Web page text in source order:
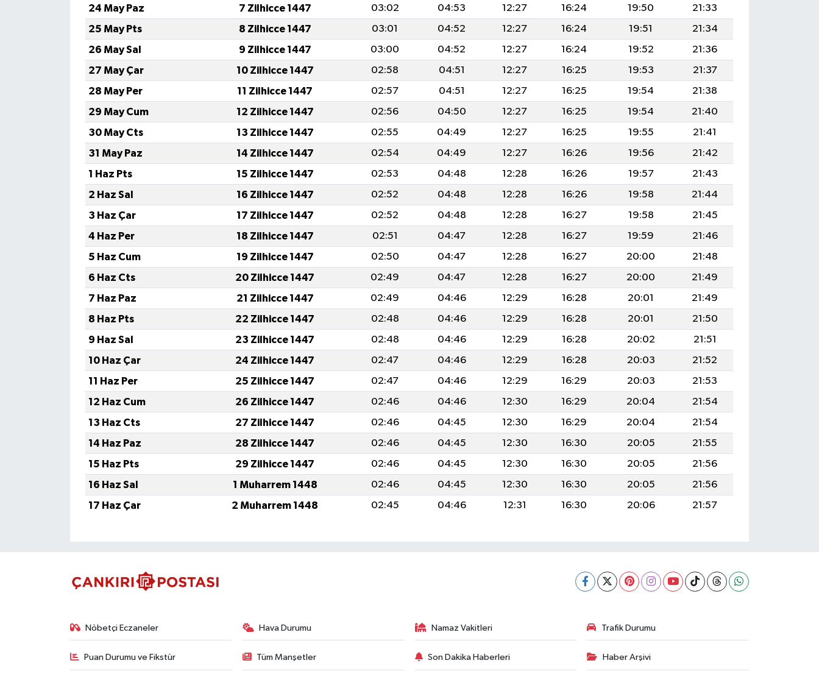
24 May Paz
7 Zilhicce 1447 03:02 04:53 12:27 16:24 19:50
21:33
25 May Pts
8 Zilhicce 1447 03:01 04:52 12:27 16:24 19:51
21:34
26 May Sal
9 Zilhicce 1447 03:00 04:52 12:27 16:24 19:52
21:36
27 May Çar
10 Zilhicce 1447 02:58 04:51 12:27 16:25 19:53
21:37
28 May Per
11 Zilhicce 1447 02:57 04:51 12:27 16:25 19:54
21:38
29 May Cum
12 Zilhicce 1447 02:56 04:50 12:27 16:25 19:54
21:40
30 May Cts
13 Zilhicce 1447 02:55 04:49 12:27 16:25 19:55
21:41
31 May Paz
14 Zilhicce 1447 02:54 04:49 12:27 16:26 19:56
21:42
1 Haz Pts
15 Zilhicce 1447 02:53 04:48 12:28 16:26 19:57
21:43
2 Haz Sal
16 Zilhicce 1447 02:52 04:48 12:28 16:26 19:58
21:44
3 Haz Çar
17 Zilhicce 1447 02:52 04:48 12:28 16:27 19:58
21:45
4 Haz Per
18 Zilhicce 1447 02:51 04:47 12:28 16:27 19:59
21:46
5 Haz Cum
19 Zilhicce 1447 02:50 04:47 12:28 16:27 20:00
21:48
6 Haz Cts
20 Zilhicce 1447 02:49 04:47 12:28 16:27 20:00
21:49
7 Haz Paz
21 Zilhicce 1447 02:49 04:46 12:29 16:28 20:01
21:49
8 Haz Pts
22 Zilhicce 1447 02:48 04:46 12:29 16:28 20:01
21:50
9 Haz Sal
23 Zilhicce 1447 02:48 04:46 12:29 16:28 20:02
21:51
10 Haz Çar
24 Zilhicce 1447 02:47 04:46 12:29 16:28 20:03
21:52
11 Haz Per
25 Zilhicce 1447 02:47 04:46 12:29 16:29 20:03
21:53
12 Haz Cum
26 Zilhicce 1447 02:46 04:46 12:30 16:29 20:04
21:54
13 Haz Cts
27 Zilhicce 1447 02:46 04:45 12:30 16:29 20:04
21:54
14 Haz Paz
28 Zilhicce 1447 02:46 04:45 12:30 16:30 20:05
21:55
15 Haz Pts
29 Zilhicce 1447 02:46 04:45 12:30 16:30 20:05
21:56
16 Haz Sal
1 Muharrem 1448 02:46 04:45 12:30 16:30 20:05
21:56
17 Haz Çar
2 Muharrem 1448 02:45 04:46 12:31 16:30 20:06 21:57
Nöbetçi Eczaneler Hava Durumu Namaz Vakitleri Trafik Durumu
Puan Durumu ve Fikstür Tüm Manşetler Son Dakika Haberleri Haber Arşivi